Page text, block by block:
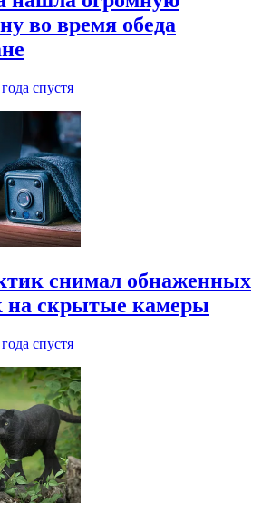
во время обеда
спустя
снимал обнаженных
на скрытые камеры
спустя